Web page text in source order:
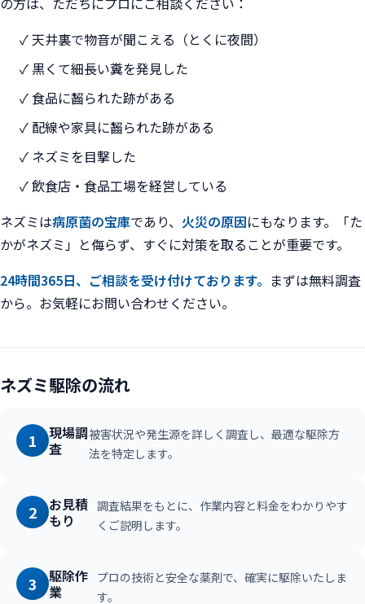
✓ 天井裏で物音が聞こえる（とくに夜間）
✓ 黒くて細長い糞を発見した
✓ 食品に齧られた跡がある
✓ 配線や家具に齧られた跡がある
✓ ネズミを目撃した
✓ 飲食店・食品工場を経営している
ネズミは病原菌の宝庫であり、 火災の原因にもなります。「た
かがネズミ」と侮らず、すぐに対策を取ることが重要です。
24時間365日、ご相談を受け付けております。 まずは無料調査
から。お気軽にお問い合わせください。
ネズミ駆除の流れ
1
現場調
査
被害状況や発生源を詳しく調査し、最適な駆除方
法を特定します。
2
お見積
もり
調査結果をもとに、作業内容と料金をわかりやす
くご説明します。
3
駆除作
業
プロの技術と安全な薬剤で、確実に駆除いたしま
す。